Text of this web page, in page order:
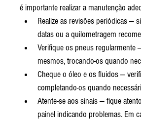
é importante realizar a manutenção
Realize as revisões periódicas —
datas ou a quilometragem
Verifique os pneus regularmente
mesmos, trocando-os quando
Cheque o óleo e os fluidos —
completando-os quando
Atente-se aos sinais — fique
painel indicando problemas. Em